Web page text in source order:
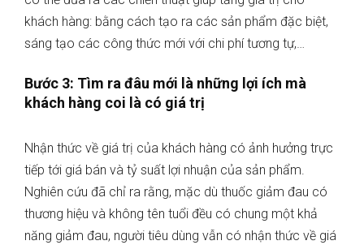
khách hàng: bằng cách tạo ra các sản phẩm đặc biệt,
sáng tạo các công thức mới với chi phí tương tự,…
Bước 3: Tìm ra đâu mới là những lợi ích mà
khách hàng coi là có giá trị
Nhận thức về giá trị của khách hàng có ảnh hưởng trực
tiếp tới giá bán và tỷ suất lợi nhuận của sản phẩm.
Nghiên cứu đã chỉ ra rằng, mặc dù thuốc giảm đau có
thương hiệu và không tên tuổi đều có chung một khả
năng giảm đau, người tiêu dùng vẫn có nhận thức về giá